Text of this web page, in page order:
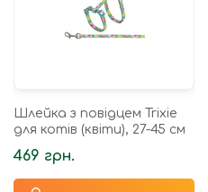
Шлейка з повідцем Trixie
для котів (квіти), 27-45 см
469 грн.